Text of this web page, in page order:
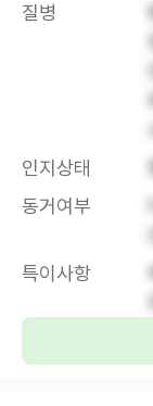
질병
인지상태
동거여부
특이사항